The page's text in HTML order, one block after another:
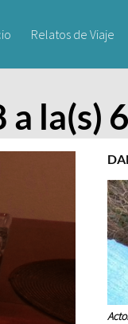
Relatos de Viaje
la(s)